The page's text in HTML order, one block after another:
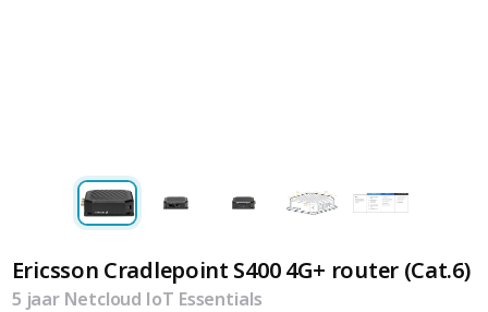
Ericsson Cradlepoint S400 4G+ router (Cat.6)
5 jaar Netcloud IoT Essentials